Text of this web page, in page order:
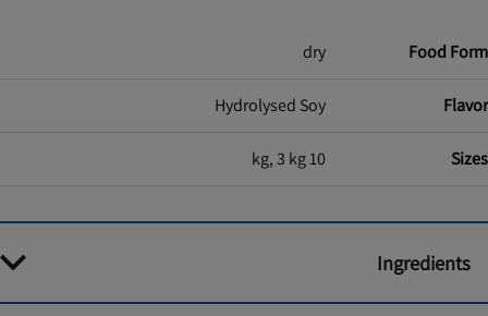
Food Form
dry
Flavor
Hydrolysed Soy
Sizes
10 kg, 3 kg
Ingredients